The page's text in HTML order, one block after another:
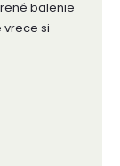
balenie
vrece si